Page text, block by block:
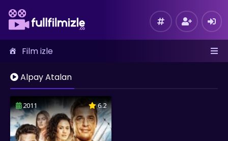
Film izle
Alpay Atalan
2011 6.2